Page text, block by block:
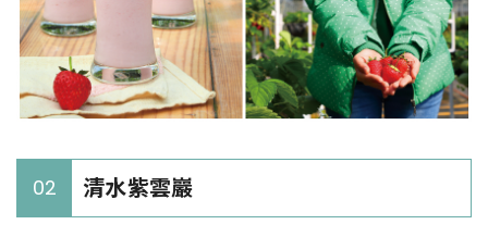
02 清水紫雲巖